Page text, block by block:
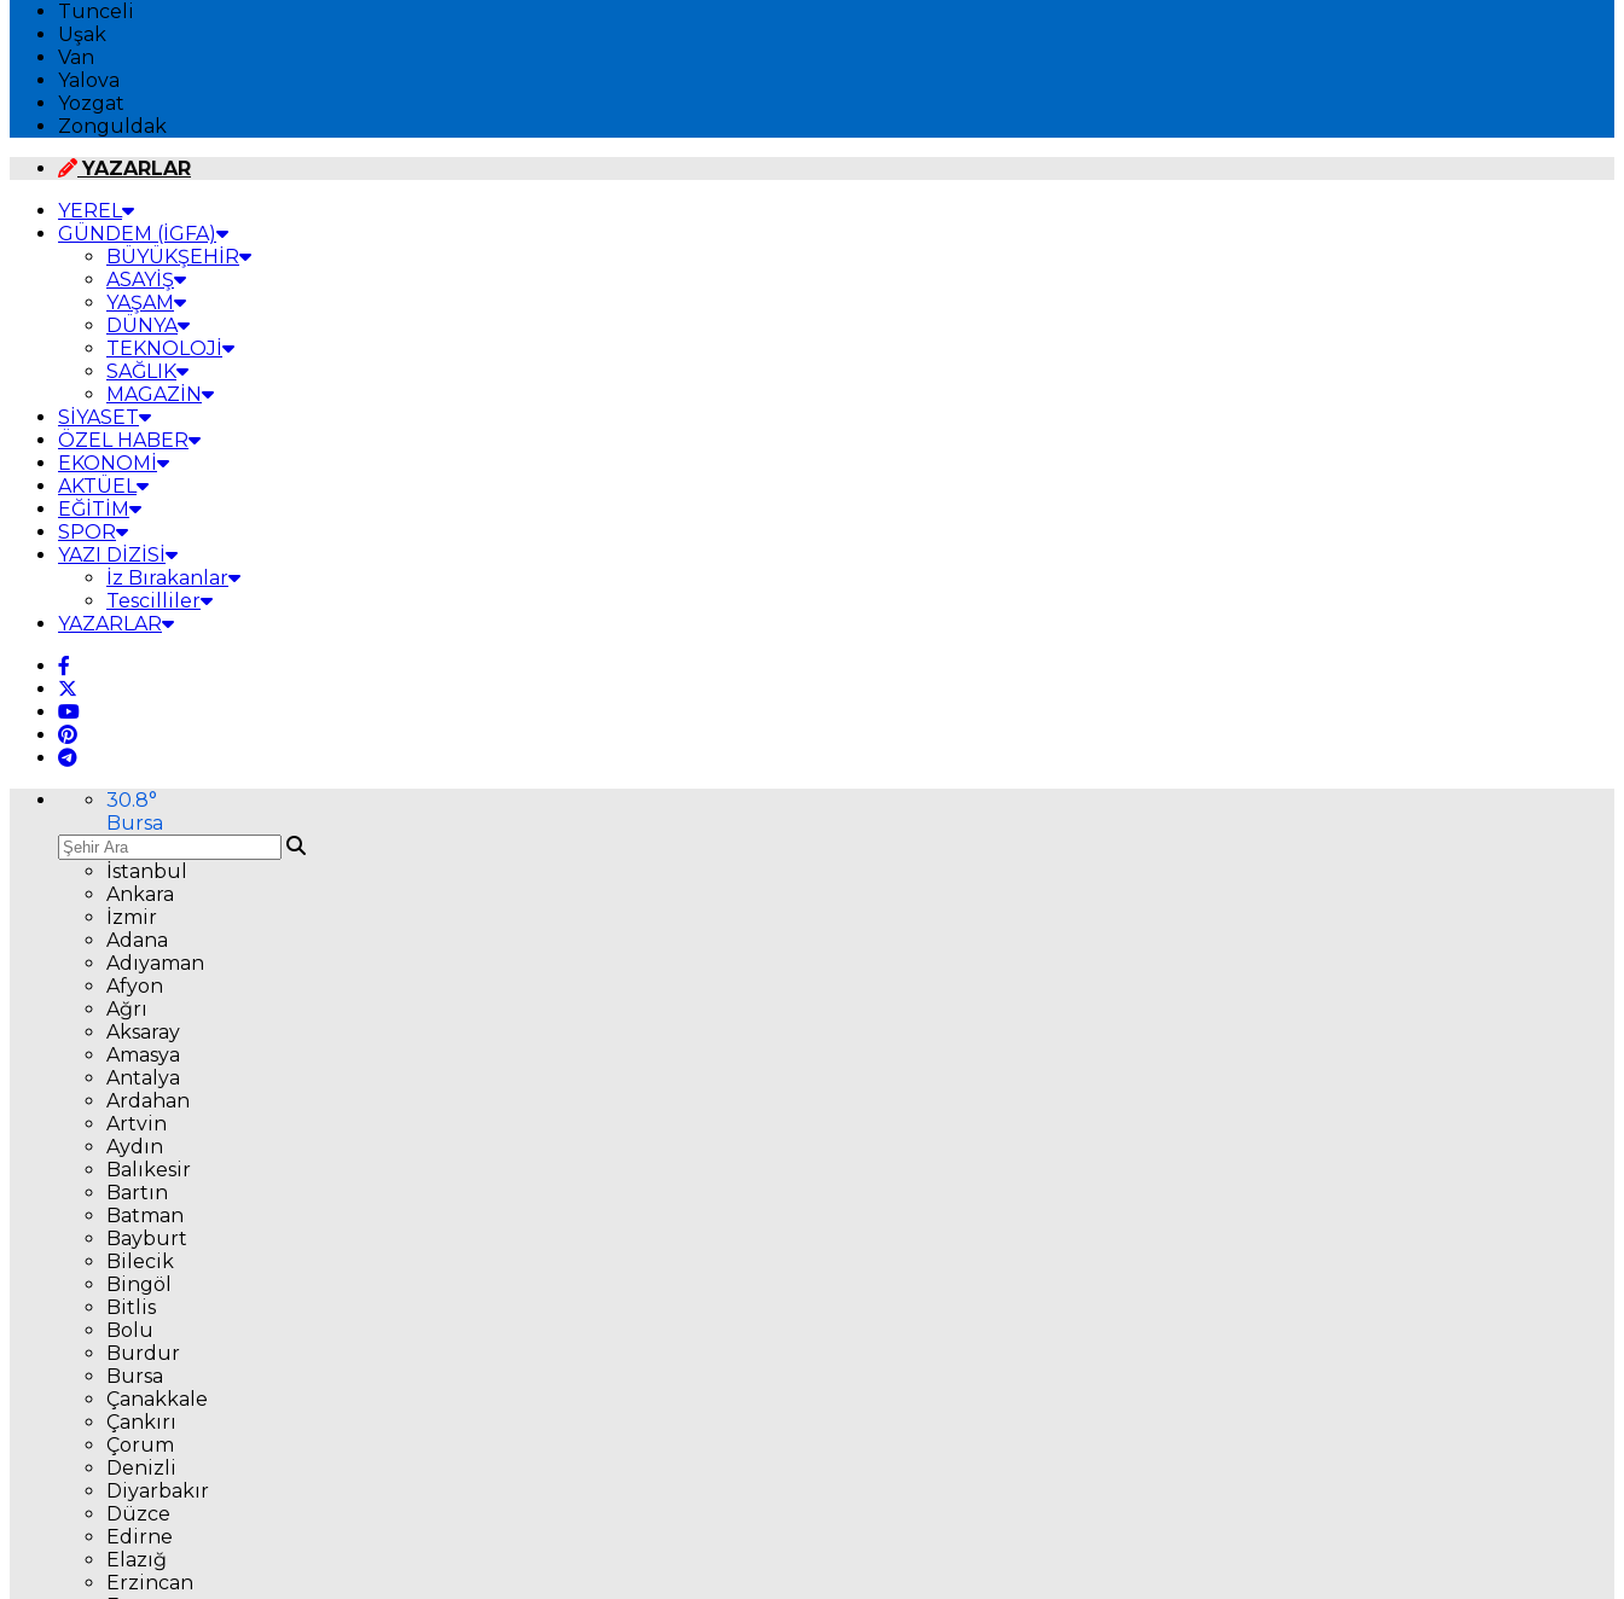
Tunceli
Uşak
Van
Yalova
Yozgat
Zonguldak
YAZARLAR
YEREL
GÜNDEM (İGFA)
BÜYÜKŞEHİR
ASAYİŞ
YAŞAM
DÜNYA
TEKNOLOJİ
SAĞLIK
MAGAZİN
SİYASET
ÖZEL HABER
EKONOMİ
AKTÜEL
EĞİTİM
SPOR
YAZI DİZİSİ
İz Bırakanlar
Tescilliler
YAZARLAR
30.8°
Bursa
İstanbul
Ankara
İzmir
Adana
Adıyaman
Afyon
Ağrı
Aksaray
Amasya
Antalya
Ardahan
Artvin
Aydın
Balıkesir
Bartın
Batman
Bayburt
Bilecik
Bingöl
Bitlis
Bolu
Burdur
Bursa
Çanakkale
Çankırı
Çorum
Denizli
Diyarbakır
Düzce
Edirne
Elazığ
Erzincan